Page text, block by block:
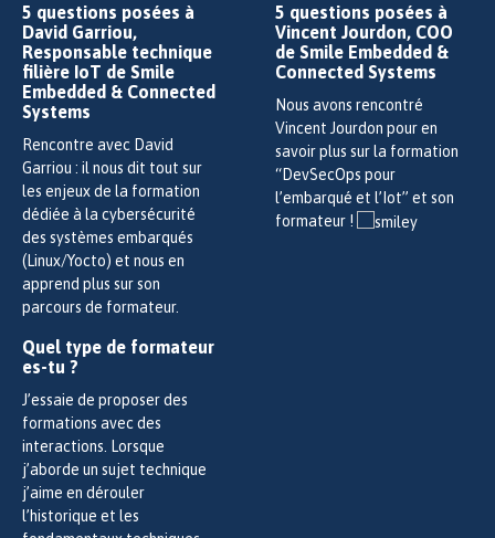
5 questions posées à
David Garriou,
Responsable technique
filière IoT de Smile
Embedded & Connected
Systems
Rencontre avec David
Garriou : il nous dit tout sur
les enjeux de la formation
dédiée à la cybersécurité
des systèmes embarqués
(Linux/Yocto) et nous en
apprend plus sur son
parcours de formateur.
Quel type de formateur
es-tu ?
J’essaie de proposer des
formations avec des
interactions. Lorsque
j’aborde un sujet technique
j’aime en dérouler
l’historique et les
5 questions posées à
Vincent Jourdon, COO
de Smile Embedded &
Connected Systems
Nous avons rencontré
Vincent Jourdon pour en
savoir plus sur la formation
“DevSecOps pour
l’embarqué et l’Iot” et son
formateur !